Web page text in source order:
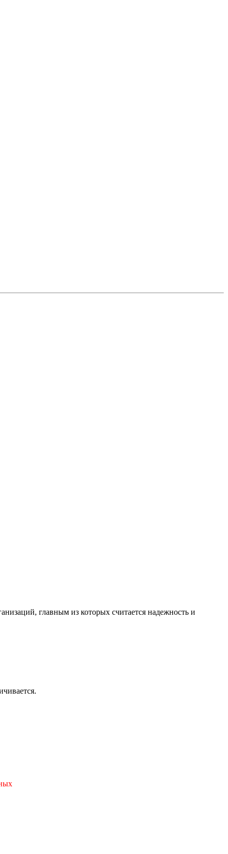
главным из которых считается надежность и